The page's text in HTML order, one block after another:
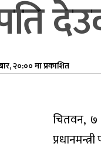
२०:०० मा प्रकाशित
चितवन, ७